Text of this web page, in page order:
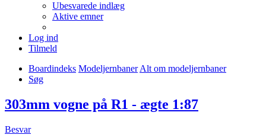
Ubesvarede indlæg
Aktive emner
Log ind
Tilmeld
Boardindeks ModeljernbanerAlt om modeljernbaner
Søg
303mm vogne på R1 - ægte 1:87
Besvar